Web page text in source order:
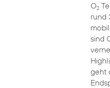
O2
rund
sind
geht